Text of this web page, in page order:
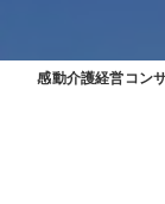
感動介護経営コン